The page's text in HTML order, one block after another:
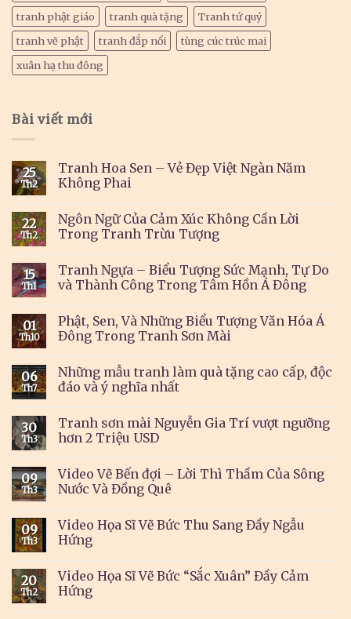
tranh phật giáo
tranh quà tặng
Tranh tứ quý
tranh vẽ phật
tranh đắp nổi
tùng cúc trúc mai
xuân hạ thu đông
Bài viết mới
25
Th2
Tranh Hoa Sen – Vẻ Đẹp Việt Ngàn Năm
Không Phai
22
Th2
Ngôn Ngữ Của Cảm Xúc Không Cần Lời
Trong Tranh Trừu Tượng
15
Th1
Tranh Ngựa – Biểu Tượng Sức Mạnh, Tự Do
và Thành Công Trong Tâm Hồn Á Đông
01
Th10
Phật, Sen, Và Những Biểu Tượng Văn Hóa Á
Đông Trong Tranh Sơn Mài
06
Th7
Những mẫu tranh làm quà tặng cao cấp, độc
đáo và ý nghĩa nhất
30
Th3
Tranh sơn mài Nguyễn Gia Trí vượt ngưỡng
hơn 2 Triệu USD
09
Th3
Video Vẽ Bến đợi – Lời Thì Thầm Của Sông
Nước Và Đồng Quê
09
Th3
Video Họa Sĩ Vẽ Bức Thu Sang Đầy Ngẫu
Hứng
20
Th2
Video Họa Sĩ Vẽ Bức “Sắc Xuân” Đầy Cảm
Hứng